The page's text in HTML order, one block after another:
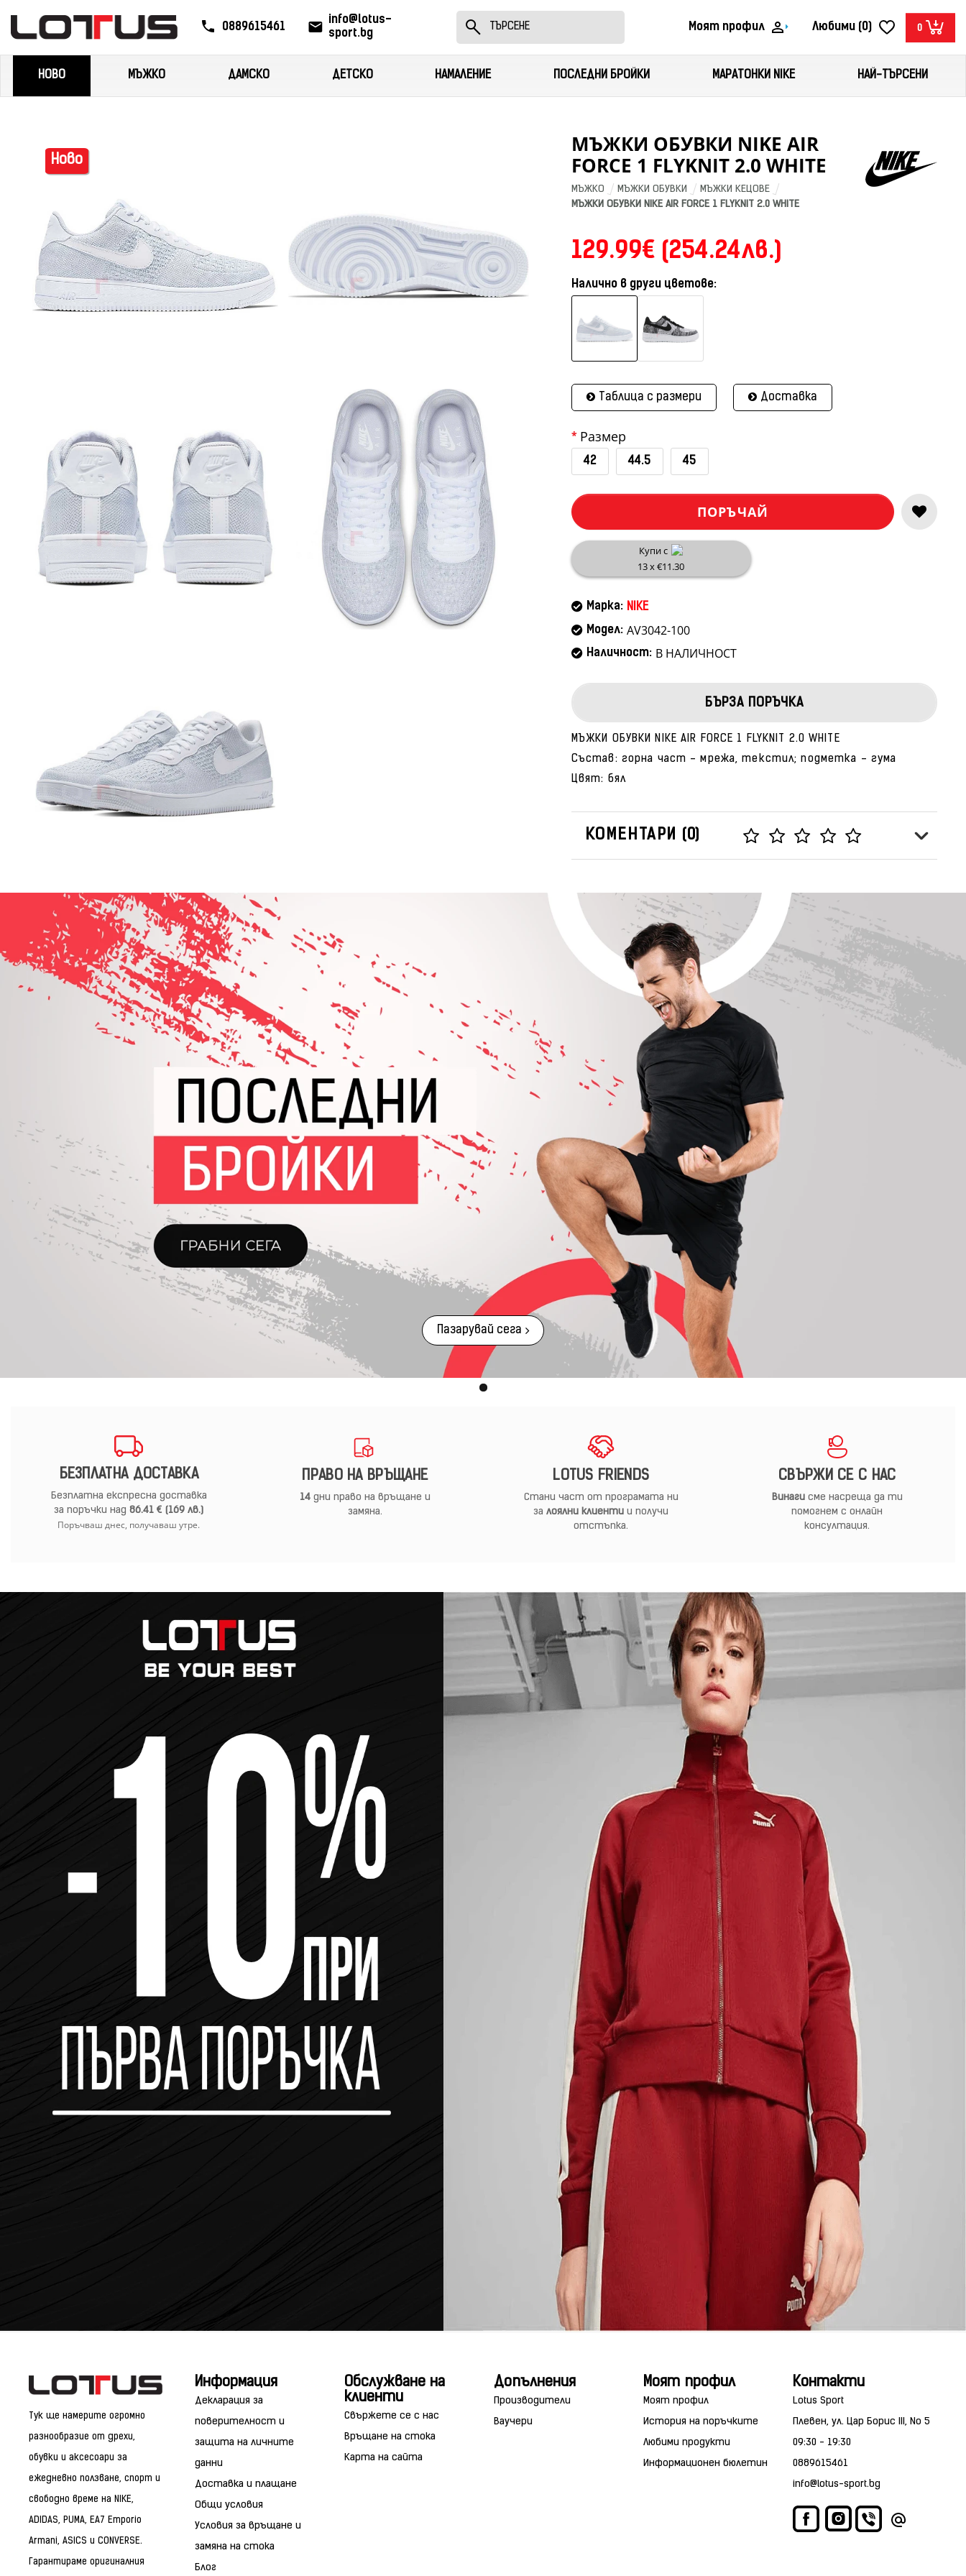
0889615461
info@lotus-
sport.bg
Моят профил Любими (0) 0
НОВО МЪЖКО ДАМСКО ДЕТСКО НАМАЛЕНИЕ ПОСЛЕДНИ БРОЙКИ МАРАТОНКИ NIKE НАЙ-ТЪРСЕНИ
Ново
МЪЖКИ ОБУВКИ NIKE AIR
FORCE 1 FLYKNIT 2.0 WHITE
МЪЖКО МЪЖКИ ОБУВКИ
МЪЖКИ КЕЦОВЕ
МЪЖКИ ОБУВКИ NIKE AIR FORCE 1 FLYKNIT 2.0 WHITE
129.99€ (254.24лв.)
Налично в други цветове:
Таблица с размери Доставка
Размер
42 44.5 45
ПОРЪЧАЙ
Купи с
13 x €11.30
Марка: NIKE
Модел: AV3042-100
Наличност: В НАЛИЧНОСТ
БЪРЗА ПОРЪЧКА
МЪЖКИ ОБУВКИ NIKE AIR FORCE 1 FLYKNIT 2.0 WHITE
Състав: горна част - мрежа, текстил; подметка - гума
Цвят: бял
КОМЕНТАРИ (0)
Пазарувай сега
БЕЗПЛАТНА ДОСТАВКА
Безплатна експресна доставка
за поръчки над86.41 € (169 лв.)
Поръчваш днес, получаваш утре.
ПРАВО НА ВРЪЩАНЕ
14дни право на връщане и
замяна.
LOTUS FRIENDS
Стани част от програмата ни
залоялни клиенти и получи
отстъпка.
СВЪРЖИ СЕ С НАС
Винагисме насреща да ти
помогнем с онлайн
консултация.
Тук ще намерите огромно
разнообразие от дрехи,
обувки и аксесоари за
ежедневно ползване, спорт и
свободно време на NIKE,
ADIDAS, PUMA, EA7 Emporio
Armani, ASICS и CONVERSE.
Гарантираме оригиналния
Информация
Декларация за
поверителност и
защита на личните
данни
Доставка и плащане
Общи условия
Условия за връщане и
замяна на стока
Блог
Обслужване на
клиенти
Свържете се с нас
Връщане на стока
Карта на сайта
Допълнения
Производители
Ваучери
Моят профил
Моят профил
История на поръчките
Любими продукти
Информационен бюлетин
Контакти
Lotus Sport
Плевен, ул. Цар Борис III, No 5
09:30 - 19:30
0889615461
info@lotus-sport.bg